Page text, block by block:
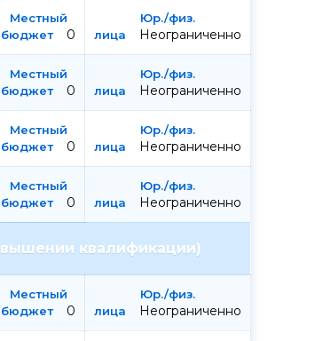
0 Неограниченно
0 Неограниченно
0 Неограниченно
0 Неограниченно
квалификации)
0 Неограниченно